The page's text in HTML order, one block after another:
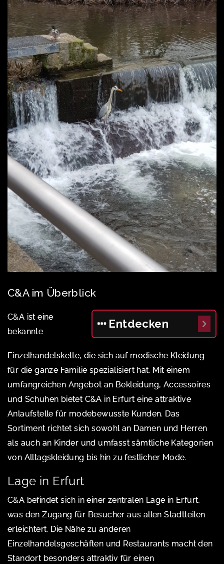
C&A im Überblick
Entdecken
C&A ist eine
bekannte
Einzelhandelskette, die sich auf modische Kleidung
für die ganze Familie spezialisiert hat. Mit einem
umfangreichen Angebot an Bekleidung, Accessoires
und Schuhen bietet C&A in Erfurt eine attraktive
Anlaufstelle für modebewusste Kunden. Das
Sortiment richtet sich sowohl an Damen und Herren
als auch an Kinder und umfasst sämtliche Kategorien
von Alltagskleidung bis hin zu festlicher Mode.
Lage in Erfurt
C&A befindet sich in einer zentralen Lage in Erfurt,
was den Zugang für Besucher aus allen Stadtteilen
erleichtert. Die Nähe zu anderen
Einzelhandelsgeschäften und Restaurants macht den
Standort besonders attraktiv für einen